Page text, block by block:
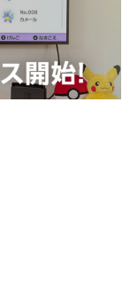
ターの青春〜
るマンガ家・田中圭
ガです。